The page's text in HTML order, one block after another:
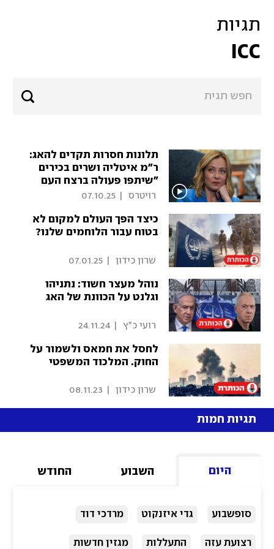
תגיות
ICC
תלונות חסרות תקדים להאג:
ר"מ איטליה ושרים בכירים
"שיתפו פעולה ברצח העם
בעזה"
רויטרס 07.10.25
כיצד הפך העולם למקום לא
בטוח עבור הלוחמים שלנו?
שרון כידון 07.01.25
נוהל מעצר חשוד: נתניהו
וגלנט על הכוונת של האג
רועי כ"ץ 24.11.24
לחסל את חמאס ולשמור על
החוק. המלכוד המשפטי
שרון כידון 08.11.23
תגיות חמות
היום השבוע החודש
סופשבוע גדי איזנקוט מרדכי דוד
רצועת עזה התעללות מגזין חדשות